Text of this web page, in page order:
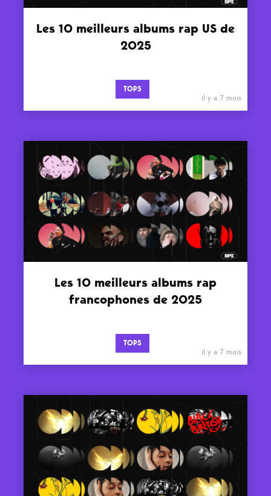
Les 10 meilleurs albums rap US de
2025
TOPS
il y a 7 mois
Les 10 meilleurs albums rap
francophones de 2025
TOPS
il y a 7 mois